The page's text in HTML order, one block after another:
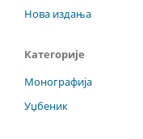
Нова издања
Категорије
Монографија
Уџбеник